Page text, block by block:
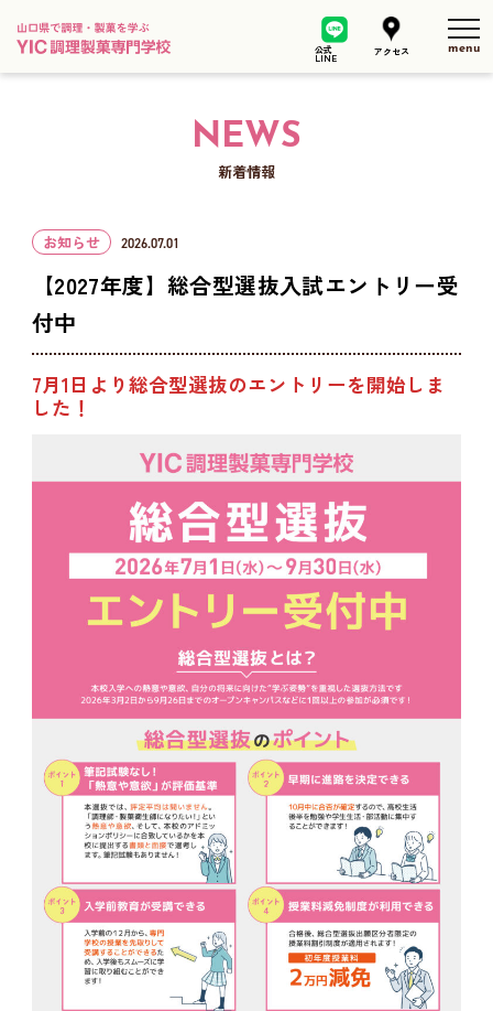
公式
LINE
アクセス
NEWS
新着情報
お知らせ 2026.07.01
【2027年度】総合型選抜入試エントリー受
付中
7月1日より総合型選抜のエントリーを開始しま
した！